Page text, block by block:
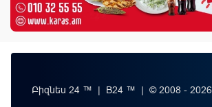
Բիզնես 24 ™ | B24 ™ | © 2008 - 2026